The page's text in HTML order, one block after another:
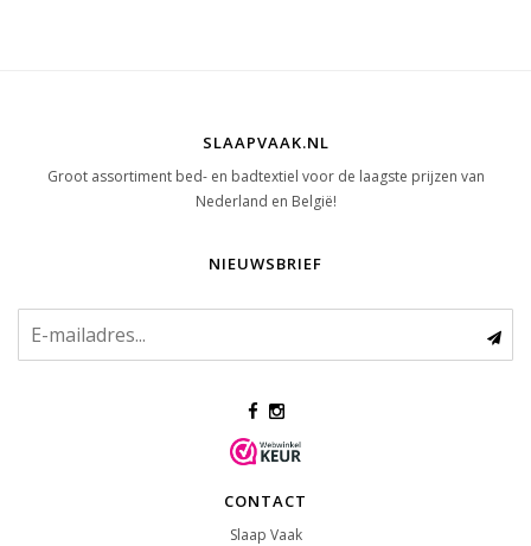
SLAAPVAAK.NL
Groot assortiment bed- en badtextiel voor de laagste prijzen van
Nederland en België!
NIEUWSBRIEF
CONTACT
Slaap Vaak